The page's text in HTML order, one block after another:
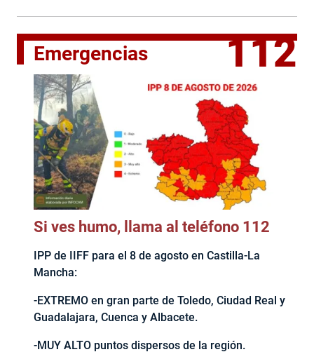
Emergencias 112
Si ves humo, llama al teléfono 112
IPP de IIFF para el 8 de agosto en Castilla-La
Mancha:
-EXTREMO en gran parte de Toledo, Ciudad Real y
Guadalajara, Cuenca y Albacete.
-MUY ALTO puntos dispersos de la región.